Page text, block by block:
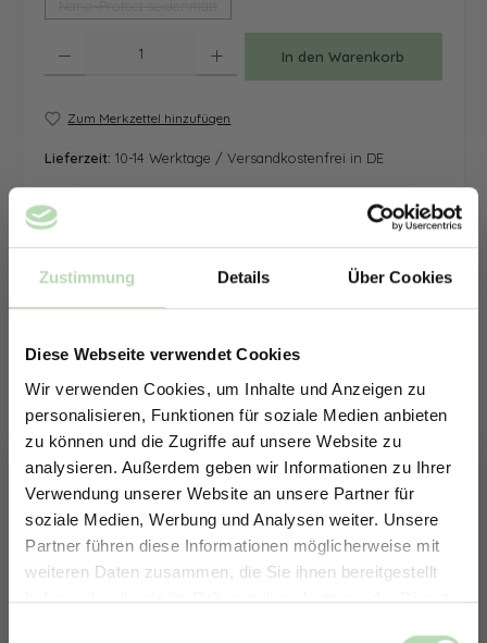
Zustimmung Details Über Cookies
Diese Webseite verwendet Cookies
Wir verwenden Cookies, um Inhalte und Anzeigen zu
personalisieren, Funktionen für soziale Medien anbieten
zu können und die Zugriffe auf unsere Website zu
analysieren. Außerdem geben wir Informationen zu Ihrer
Verwendung unserer Website an unsere Partner für
soziale Medien, Werbung und Analysen weiter. Unsere
Partner führen diese Informationen möglicherweise mit
weiteren Daten zusammen, die Sie ihnen bereitgestellt
haben oder die sie im Rahmen Ihrer Nutzung der Dienste
In den Warenkorb
Zum Merkzettel hinzufügen
Lieferzeit: 10-14 Werktage / Versandkostenfrei in DE
ERHALTE 5% RABATT AUF
DEINE RÜCKWÄNDE